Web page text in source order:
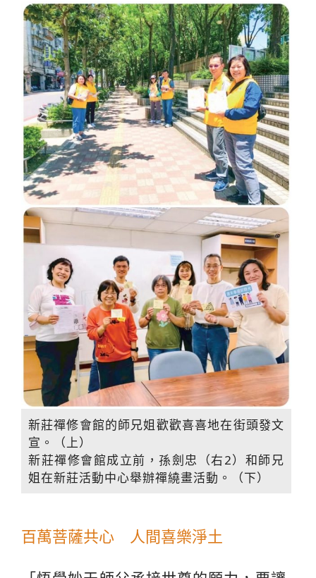
新莊禪修會館的師兄姐歡歡喜喜地在街頭發文
宣。（上）
新莊禪修會館成立前，孫劍忠（右2）和師兄
姐在新莊活動中心舉辦禪繞畫活動。（下）
百萬菩薩共心 人間喜樂淨土